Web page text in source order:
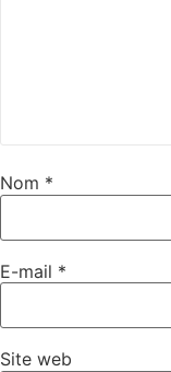
Nom *
E-mail *
Site web